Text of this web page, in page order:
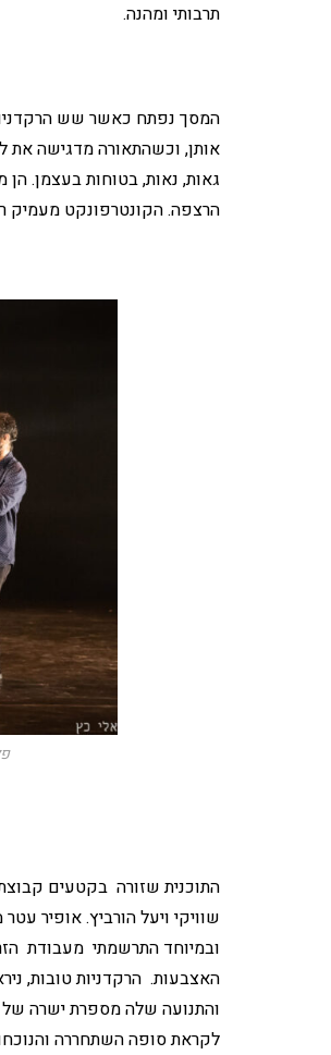
תרבותי ומהנה.
המסך נפתח כאשר שש
אותן, וכשהתאורה מדגישה את
גאות, נאות, בטוחות בעצמן.
הרצפה. הקונטרפונקט מעמיק
התוכנית שזורה בקטעים
שוויקי ויעל הורביץ. אופיר
ובמיוחד התרשמתי מעבודת
האצבעות. הרקדניות טובות,
והתנועה שלה מספרת ישרה של
לקראת סופה השתחררה